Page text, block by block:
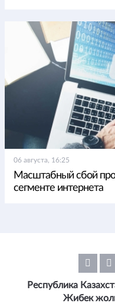
06 августа, 16:25
Масштабный сбой
сегменте интернета
Республика
Жибек